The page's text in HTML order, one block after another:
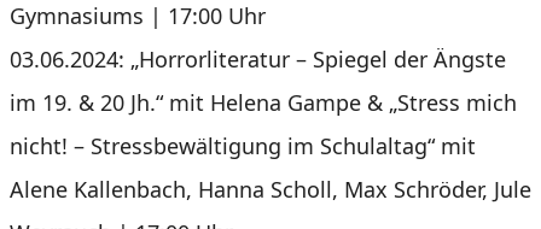
Gymnasiums | 17:00 Uhr
03.06.2024: „Horrorliteratur – Spiegel der Ängste
im 19. & 20 Jh.“ mit Helena Gampe & „Stress mich
nicht! – Stressbewältigung im Schulaltag“ mit
Alene Kallenbach, Hanna Scholl, Max Schröder, Jule